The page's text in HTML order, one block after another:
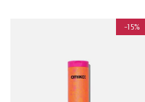
-15%